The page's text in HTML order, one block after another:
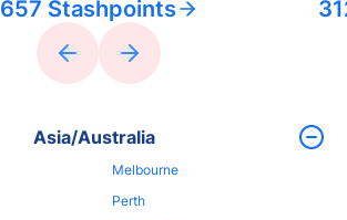
657 Stashpoints
Asia/Australia
Melbourne
Perth